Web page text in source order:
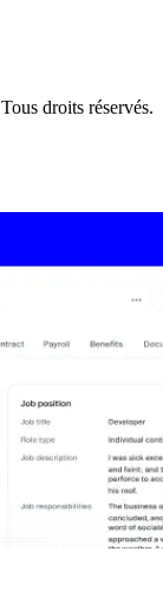
droits réservés.​​